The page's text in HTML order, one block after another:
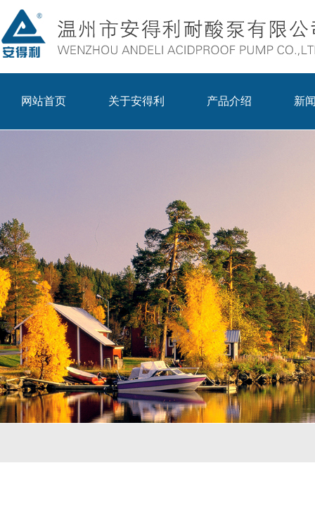
网站首页 关于安得利 产品介绍 新